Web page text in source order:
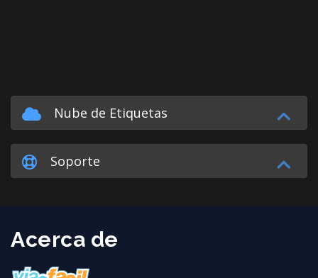
Nube de Etiquetas
Soporte
Acerca de